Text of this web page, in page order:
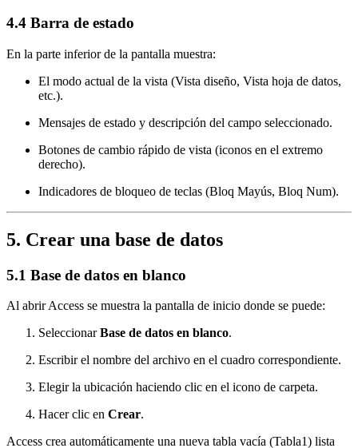
4.4 Barra de estado
En la parte inferior de la pantalla muestra:
El modo actual de la vista (Vista diseño, Vista hoja de datos,
etc.).
Mensajes de estado y descripción del campo seleccionado.
Botones de cambio rápido de vista (iconos en el extremo
derecho).
Indicadores de bloqueo de teclas (Bloq Mayús, Bloq Num).
5. Crear una base de datos
5.1 Base de datos en blanco
Al abrir Access se muestra la pantalla de inicio donde se puede:
SeleccionarBase de datos en blanco.
Escribir el nombre del archivo en el cuadro correspondiente.
Elegir la ubicación haciendo clic en el icono de carpeta.
Hacer clic en Crear.
Access crea automáticamente una nueva tabla vacía (Tabla1) lista